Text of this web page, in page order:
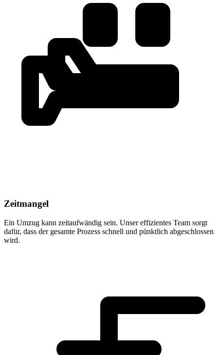
Zeitmangel
Ein Umzug kann zeitaufwändig sein. Unser effizientes Team sorgt
dafür, dass der gesamte Prozess schnell und pünktlich abgeschlossen
wird.